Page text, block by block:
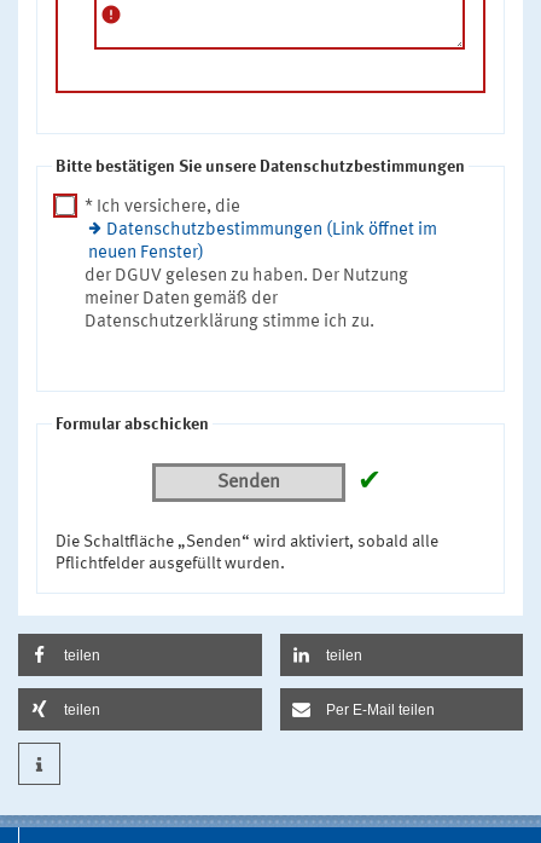
error
Bitte bestätigen Sie unsere Datenschutzbestimmungen
* Ich versichere, die
Datenschutzbestimmungen (Link öffnet im
neuen Fenster)
der DGUV gelesen zu haben. Der Nutzung
meiner Daten gemäß der
Datenschutzerklärung stimme ich zu.
Formular abschicken
Senden ✔
Die Schaltfläche „Senden“ wird aktiviert, sobald alle
Pflichtfelder ausgefüllt wurden.
teilen teilen
teilen Per E-Mail teilen